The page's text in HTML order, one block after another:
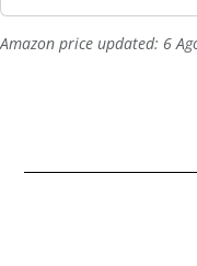
Amazon price updated: 6